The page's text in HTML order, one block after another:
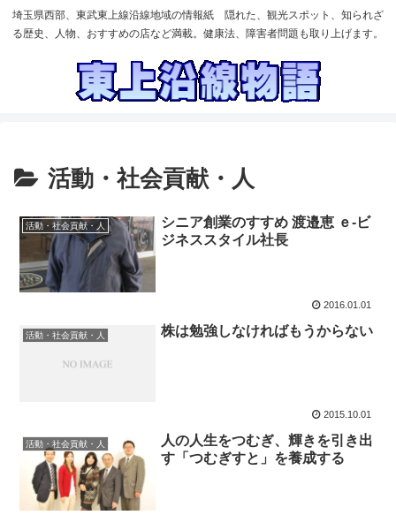
埼玉県西部、東武東上線沿線地域の情報紙 隠れた、観光スポット、知られざ
る歴史、人物、おすすめの店など満載。健康法、障害者問題も取り上げます。
活動・社会貢献・人
活動・社会貢献・人
シニア創業のすすめ 渡邉恵 ｅ-ビ
ジネススタイル社長
2016.01.01
活動・社会貢献・人 株は勉強しなければもうからない
2015.10.01
活動・社会貢献・人
人の人生をつむぎ、輝きを引き出
す「つむぎすと」を養成する